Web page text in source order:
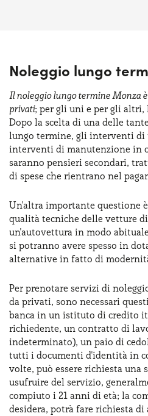
Noleggio lungo
Il noleggio lungo termine Monza
privati; per gli uni e per gli altri,
Dopo la scelta di una delle
lungo termine, gli interventi di
interventi di manutenzione in
saranno pensieri secondari,
di spese che rientrano nel
Un'altra importante questione
qualità tecniche delle vetture
un'autovettura in modo
si potranno avere spesso in
alternative in fatto di
Per prenotare servizi di
da privati, sono necessari
banca in un istituto di credito
richiedente, un contratto di
indeterminato), un paio di
tutti i documenti d'identità in
volte, può essere richiesta una
usufruire del servizio,
compiuto i 21 anni di età; la
desidera, potrà fare richiesta di